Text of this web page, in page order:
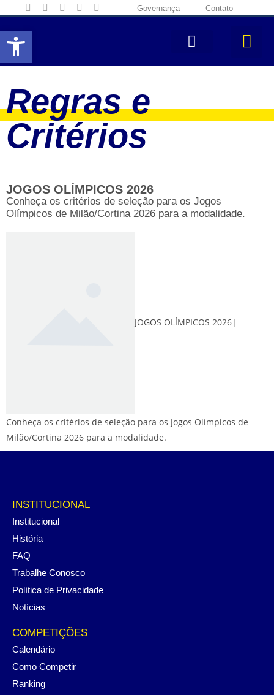
Abrir a barra de ferramentas
Governança Contato
Regras e
Critérios
JOGOS OLÍMPICOS 2026
Conheça os critérios de seleção para os Jogos
Olímpicos de Milão/Cortina 2026 para a modalidade.
JOGOS OLÍMPICOS 2026|
Conheça os critérios de seleção para os Jogos Olímpicos de
Milão/Cortina 2026 para a modalidade.
INSTITUCIONAL
Institucional
História
FAQ
Trabalhe Conosco
Política de Privacidade
Notícias
COMPETIÇÕES
Calendário
Como Competir
Ranking